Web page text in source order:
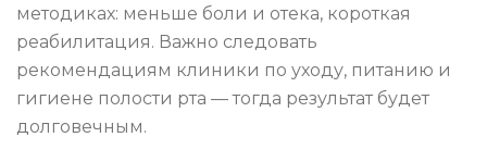
методиках: меньше боли и отека, короткая
реабилитация. Важно следовать
рекомендациям клиники по уходу, питанию и
гигиене полости рта — тогда результат будет
долговечным.